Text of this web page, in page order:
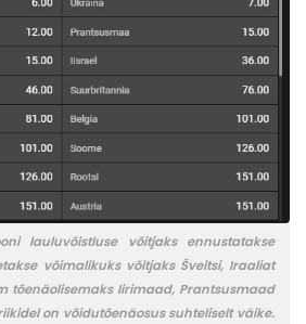
lauluvõistluse võitjaks ennustatakse
võimalikuks võitjaks Šveitsi, Iraaliat
tõenäolisemaks Iirimaad, Prantsusmaad
on võidutõenäosus suhteliselt väike.